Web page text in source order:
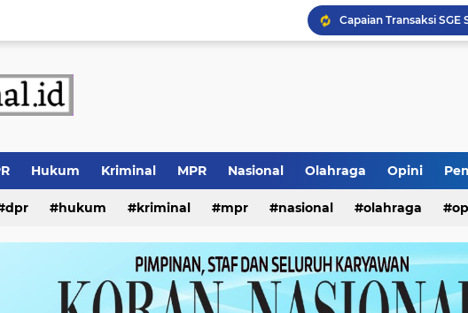
Capaian Transaksi SGE
Surabaya Great Expo
Pemerataan Air Bersih
Direksi Baru PDAM
Hukum Kriminal MPR Nasional Olahraga Opini
dpr hukum kriminal mpr nasional olahraga